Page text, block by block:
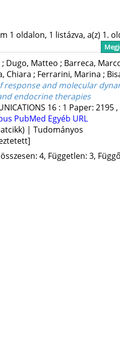
1 oldalon, 1 listázva, a(z) 1.
; Dugo, Matteo ; Barreca,
Chiara ; Ferrarini, Marina ;
and molecular
endocrine therapies
16: 1 Paper: 2195
PubMed Egyéb URL
| Tudományos
4, Független: 3,